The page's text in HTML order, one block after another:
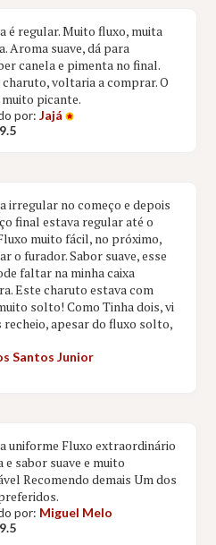
é regular. Muito fluxo, muita
Aroma suave, dá para
canela e pimenta no final.
voltaria a comprar. O
picante.
por:Jajá
9.5
irregular no começo e depois
final estava regular até o
muito fácil, no próximo,
o furador. Sabor suave, esse
faltar na minha caixa
Este charuto estava com
solto! Como Tinha dois, vi
recheio, apesar do fluxo solto,
Santos Junior
uniforme Fluxo extraordinário
e sabor suave e muito
Recomendo demais Um dos
por: Miguel Melo
9.5